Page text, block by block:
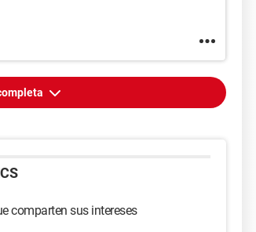
comparten sus intereses